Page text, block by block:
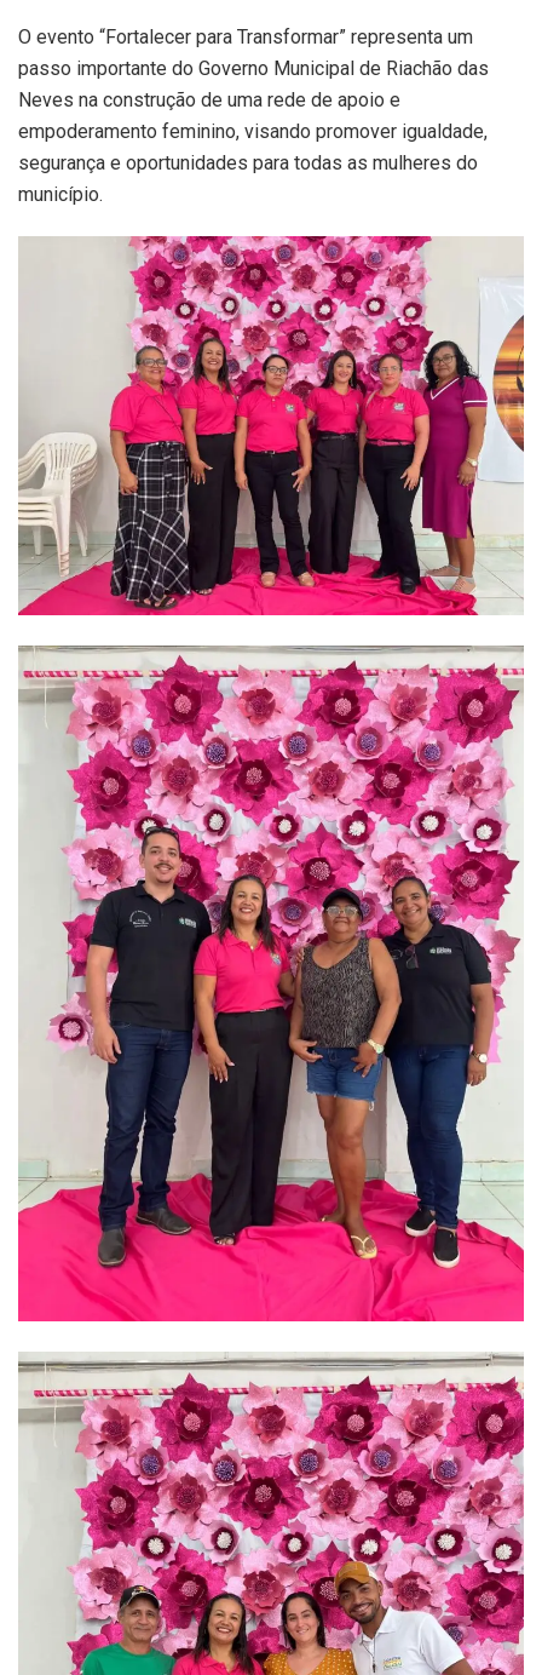
O evento “Fortalecer para Transformar” representa um
passo importante do Governo Municipal de Riachão das
Neves na construção de uma rede de apoio e
empoderamento feminino, visando promover igualdade,
segurança e oportunidades para todas as mulheres do
município.